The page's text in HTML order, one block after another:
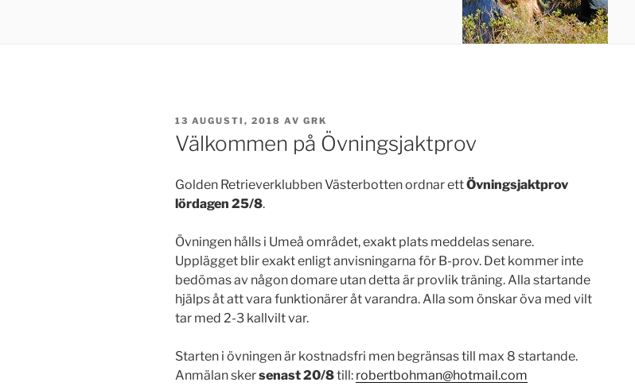
PUBLICERAT
13 AUGUSTI, 2018 AV GRK
Välkommen på Övningsjaktprov
Golden Retrieverklubben Västerbotten ordnar ettÖvningsjaktprov
lördagen 25/8.
Övningen hålls i Umeå området, exakt plats meddelas senare.
Upplägget blir exakt enligt anvisningarna för B-prov. Det kommer inte
bedömas av någon domare utan detta är provlik träning. Alla startande
hjälps åt att vara funktionärer åt varandra. Alla som önskar öva med vilt
tar med 2-3 kallvilt var.
Starten i övningen är kostnadsfri men begränsas till max 8 startande.
Anmälan skersenast 20/8till: robertbohman@hotmail.com